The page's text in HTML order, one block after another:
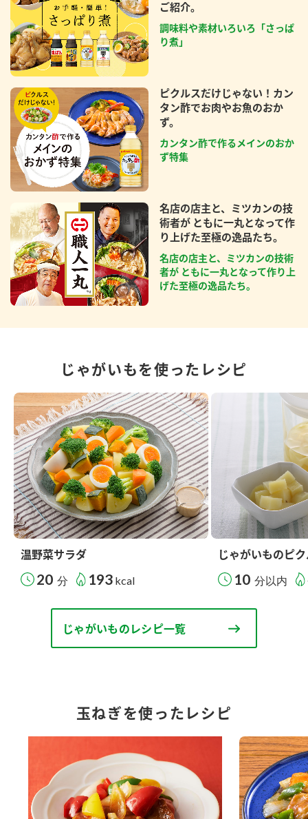
ご紹介。
調味料や素材いろいろ「さっぱ
り煮」
ピクルスだけじゃない！カン
タン酢でお肉やお魚のおか
ず。
カンタン酢で作るメインのおか
ず特集
名店の店主と、ミツカンの技
術者が ともに一丸となって作
り上げた至極の逸品たち。
名店の店主と、ミツカンの技術
者が ともに一丸となって作り上
げた至極の逸品たち。
じゃがいもを使ったレシピ
温野菜サラダ
20 分 193 kcal
じゃがいものピ
10 分以内
じゃがいものレシピ一覧
玉ねぎを使ったレシピ